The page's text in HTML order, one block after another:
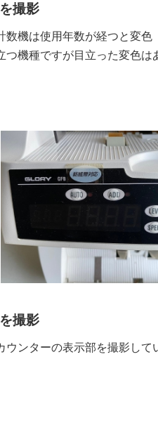
撮影
数機は使用年数が経つと変色
つ機種ですが目立った変色は
撮影
ウンターの表示部を撮影して